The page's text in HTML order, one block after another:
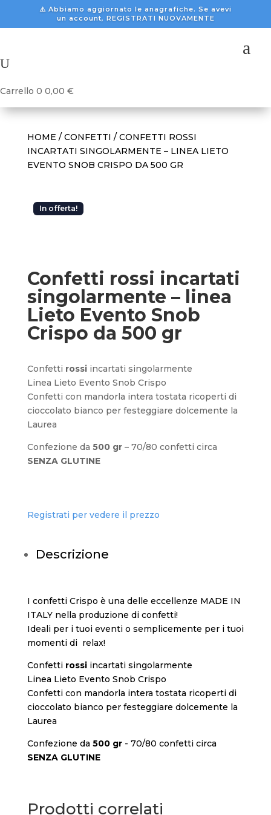
⚠️ Abbiamo aggiornato le anagrafiche. Se avevi
un account, REGISTRATI NUOVAMENTE
a
U
Carrello 0 0,00 €
HOME / CONFETTI / CONFETTI ROSSI
INCARTATI SINGOLARMENTE – LINEA LIETO
EVENTO SNOB CRISPO DA 500 GR
In offerta!
Confetti rossi incartati
singolarmente – linea
Lieto Evento Snob
Crispo da 500 gr
Confetti rossi incartati singolarmente
Linea Lieto Evento Snob Crispo
Confetti con mandorla intera tostata ricoperti di
cioccolato bianco per festeggiare dolcemente la
Laurea
Confezione da 500 gr– 70/80 confetti circa
SENZA GLUTINE
Registrati per vedere il prezzo
Descrizione
I confetti Crispo è una delle eccellenze MADE IN
ITALY nella produzione di confetti!
Ideali per i tuoi eventi o semplicemente per i tuoi
momenti di relax!
Confetti rossi incartati singolarmente
Linea Lieto Evento Snob Crispo
Confetti con mandorla intera tostata ricoperti di
cioccolato bianco per festeggiare dolcemente la
Laurea
Confezione da 500 gr- 70/80 confetti circa
SENZA GLUTINE
Prodotti correlati